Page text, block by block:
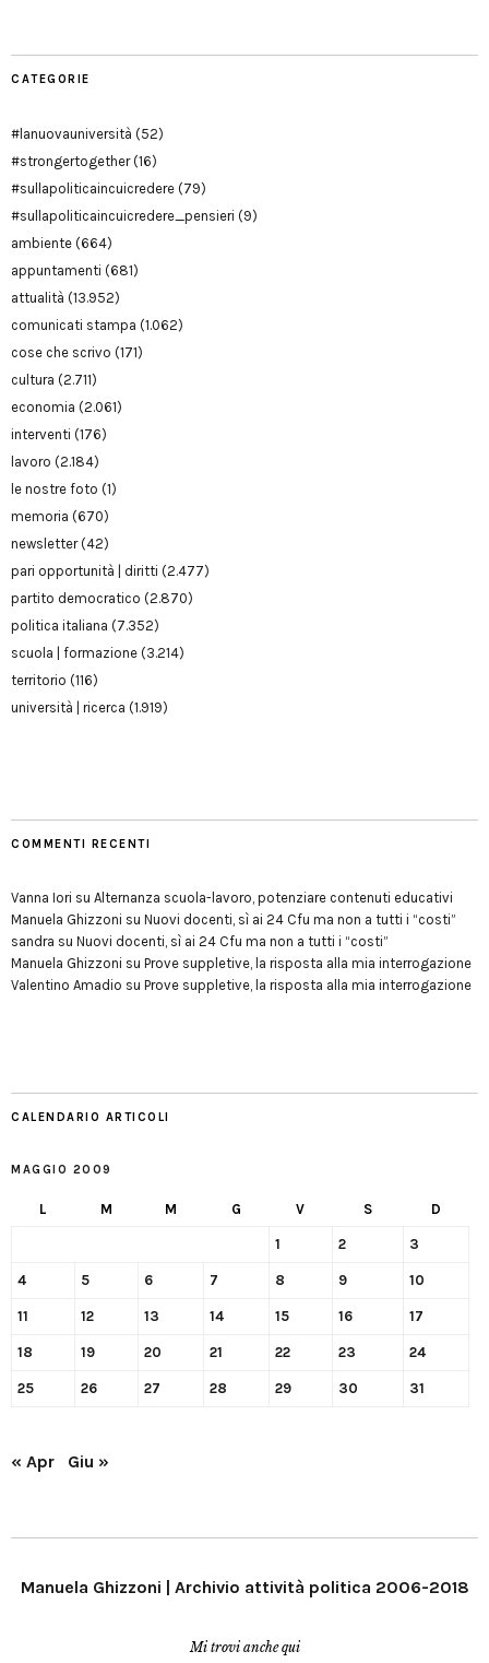
CATEGORIE
#lanuovauniversità (52)
#strongertogether(16)
#sullapoliticaincuicredere (79)
#sullapoliticaincuicredere_pensieri (9)
ambiente (664)
appuntamenti (681)
attualità (13.952)
comunicati stampa (1.062)
cose che scrivo (171)
cultura (2.711)
economia (2.061)
interventi (176)
lavoro (2.184)
le nostre foto (1)
memoria (670)
newsletter(42)
pari opportunità | diritti (2.477)
partito democratico (2.870)
politica italiana (7.352)
scuola | formazione (3.214)
territorio (116)
università | ricerca (1.919)
COMMENTI RECENTI
Vanna Iori su Alternanza scuola-lavoro, potenziare contenuti educativi
Manuela Ghizzoni su Nuovi docenti, sì ai 24 Cfu ma non a tutti i “costi”
sandra su Nuovi docenti, sì ai 24 Cfu ma non a tutti i “costi”
Manuela Ghizzoni su Prove suppletive, la risposta alla mia interrogazione
Valentino Amadio su Prove suppletive, la risposta alla mia interrogazione
CALENDARIO ARTICOLI
MAGGIO 2009
L M M G V S D
1 2 3
4 5 6 7 8 9 10
11 12 13 14 15 16 17
18 19 20 21 22 23 24
25 26 27 28 29 30 31
« Apr Giu »
Manuela Ghizzoni | Archivio attività politica 2006-2018
Mi trovi anche qui